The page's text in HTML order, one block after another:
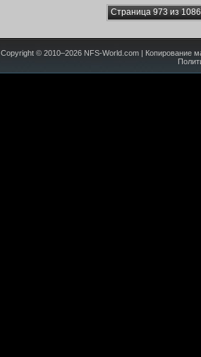
Страница 973 из 1086
Copyright © 2010–2026 NFS-World.com | Копирование